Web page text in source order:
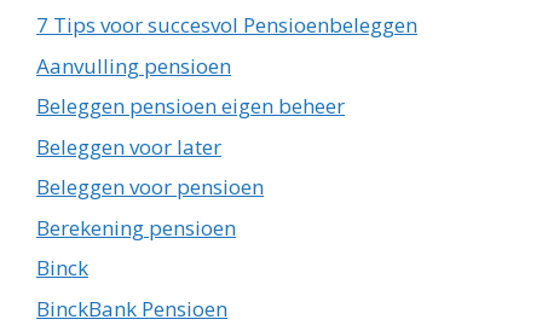
7 Tips voor succesvol Pensioenbeleggen
Aanvulling pensioen
Beleggen pensioen eigen beheer
Beleggen voor later
Beleggen voor pensioen
Berekening pensioen
Binck
BinckBank Pensioen